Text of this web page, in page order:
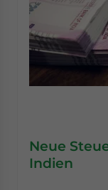
Neue
Indien